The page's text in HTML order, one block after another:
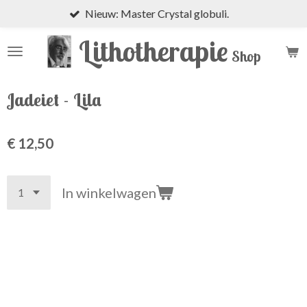
naar
Lithotherapie Shop
Nieuw: Master Crystal globuli.
Jadeiet - Lila
€ 12,50
In winkelwagen